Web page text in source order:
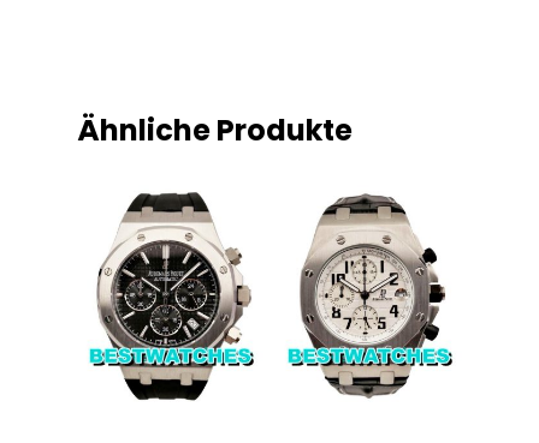
Ähnliche Produkte